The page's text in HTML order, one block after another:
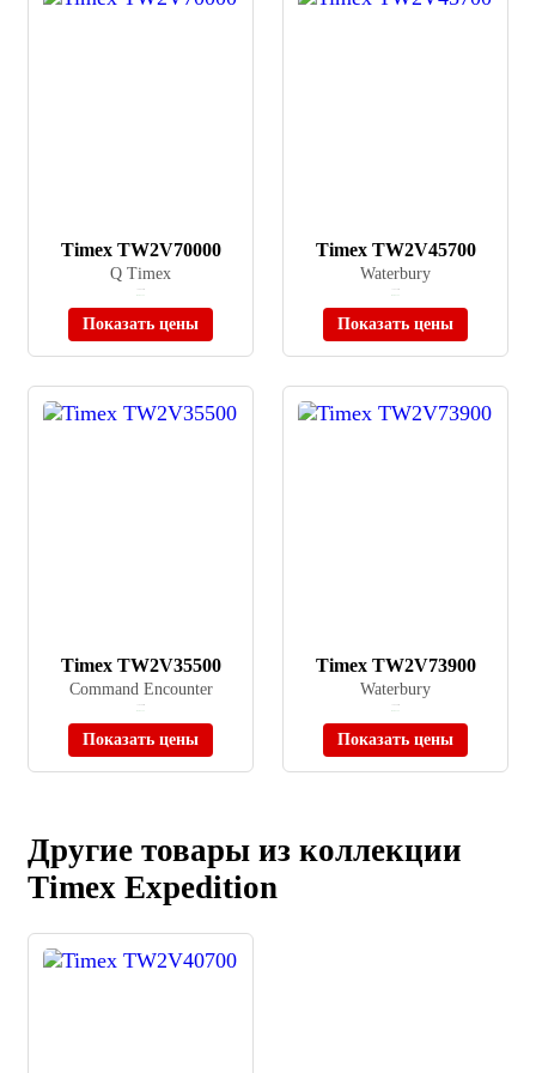
Timex TW2V70000
Q Timex
Показать цены
Timex TW2V45700
Waterbury
Показать цены
Timex TW2V35500
Command Encounter
Показать цены
Timex TW2V73900
Waterbury
Показать цены
Другие товары из коллекции
Timex Expedition